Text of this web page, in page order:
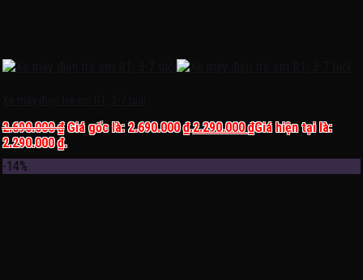
2.690.000₫ Giá gốc là: 2.690.000 ₫.2.290.000₫Giá hiện tại là:
2.290.000 ₫.
-14%